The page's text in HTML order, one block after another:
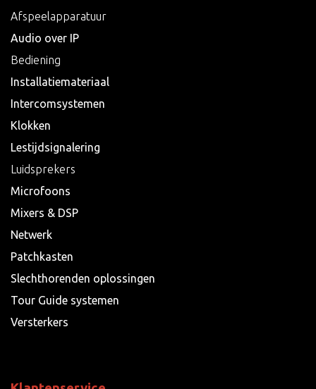
Afspeelapparatuur
Audio over IP
Bediening
Installatiemateriaal
Intercomsystemen
Klokken
Lestijdsignalering
Luidsprekers
Microfoons
Mixers & DSP
Netwerk
Patchkasten
Slechthorenden oplossingen
Tour Guide systemen
Versterkers